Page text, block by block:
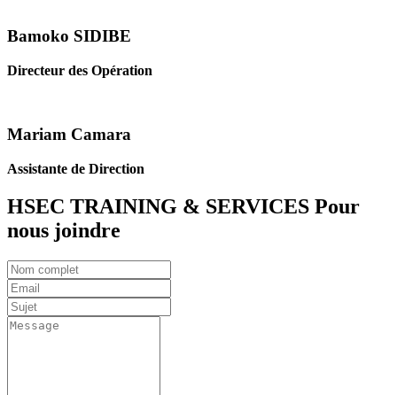
Bamoko SIDIBE
Directeur des Opération
Mariam Camara
Assistante de Direction
HSEC TRAINING & SERVICES Pour
nous joindre